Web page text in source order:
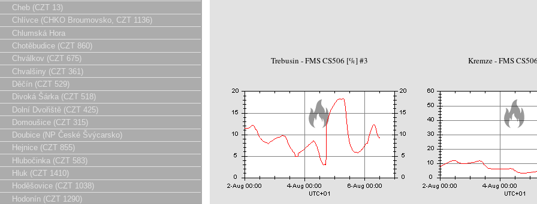
Cheb (CZT 13)
Chlívce (CHKO Broumovsko, CZT 1136)
Chlumská Hora
Chotěbudice (CZT 860)
Chválkov (CZT 675)
Chvalšiny (CZT 361)
Děčín (CZT 529)
Divoká Šárka (CZT 518)
Dolní Dvořiště (CZT 425)
Domoušice (CZT 315)
Doubice (NP České Švýcarsko)
Hejnice (CZT 855)
Hlubočinka (CZT 583)
Hluk (CZT 1410)
Hoděšovice (CZT 1038)
Hodonín (CZT 1290)
Trebusin - FMS CS506 [%] #3 Kremze - FMS